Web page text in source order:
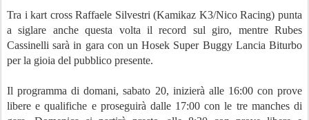
Tra i kart cross Raffaele Silvestri (Kamikaz K3/Nico Racing) punta
a siglare anche questa volta il record sul giro, mentre Rubes
Cassinelli sarà in gara con un Hosek Super Buggy Lancia Biturbo
per la gioia del pubblico presente.
Il programma di domani, sabato 20, inizierà alle 16:00 con prove
libere e qualifiche e proseguirà dalle 17:00 con le tre manches di